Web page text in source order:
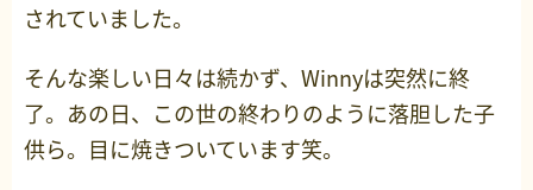
されていました。
そんな楽しい日々は続かず、Winnyは突然に終
了。あの日、この世の終わりのように落胆した子
供ら。目に焼きついています笑。